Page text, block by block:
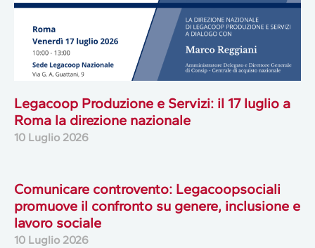
Legacoop Produzione e Servizi: il 17 luglio a
Roma la direzione nazionale
10 Luglio 2026
Comunicare controvento: Legacoopsociali
promuove il confronto su genere, inclusione e
lavoro sociale
10 Luglio 2026